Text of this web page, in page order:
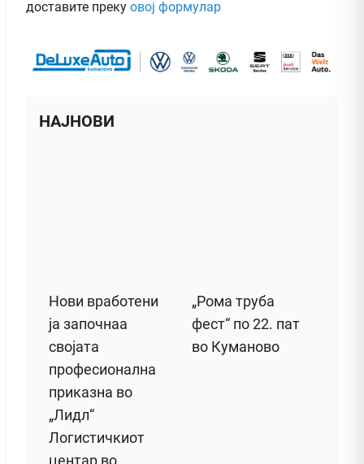
доставите преку овој формулар
НАЈНОВИ
Нови вработени
ја започнаа
својата
професионална
приказна во
„Лидл“
Логистичкиот
центар во
„Рома труба
фест“ по 22. пат
во Куманово